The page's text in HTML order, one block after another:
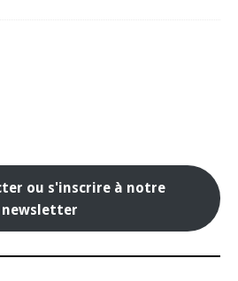
ou s'inscrire à notre
newsletter